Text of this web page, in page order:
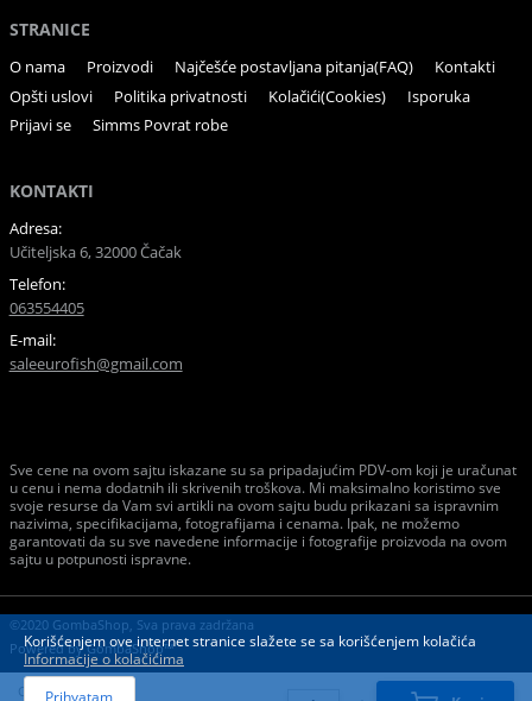
STRANICE
O nama Proizvodi Najčešće postavljana pitanja(FAQ)
Kontakti
Opšti uslovi
Politika privatnosti Kolačići(Cookies)
Isporuka
Prijavi se
Simms Povrat robe
KONTAKTI
Adresa:
Učiteljska 6, 32000 Čačak
Telefon:
063554405
E-mail:
saleeurofish@gmail.com
Sve cene na ovom sajtu iskazane su sa pripadajućim PDV-om koji je uračunat
u cenu i nema dodatnih ili skrivenih troškova. Mi maksimalno koristimo sve
svoje resurse da Vam svi artikli na ovom sajtu budu prikazani sa ispravnim
nazivima, specifikacijama, fotografijama i cenama. Ipak, ne možemo
garantovati da su sve navedene informacije i fotografije proizvoda na ovom
sajtu u potpunosti ispravne.
©2020 GombaShop, Sva prava zadržana
Powered byGombaShop™
Cena:
Korišćenjem ove internet stranice slažete se sa korišćenjem kolačića
Informacije o kolačićima